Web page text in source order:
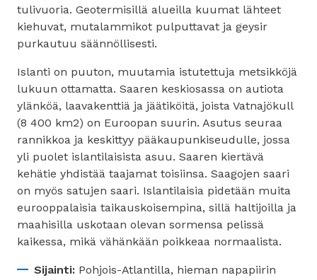
tulivuoria. Geotermisillä alueilla kuumat lähteet
kiehuvat, mutalammikot pulputtavat ja geysir
purkautuu säännöllisesti.
Islanti on puuton, muutamia istutettuja metsikköjä
lukuun ottamatta. Saaren keskiosassa on autiota
ylänköä, laavakenttiä ja jäätiköitä, joista Vatnajökull
(8 400 km2) on Euroopan suurin. Asutus seuraa
rannikkoa ja keskittyy pääkaupunkiseudulle, jossa
yli puolet islantilaisista asuu. Saaren kiertävä
kehätie yhdistää taajamat toisiinsa. Saagojen saari
on myös satujen saari. Islantilaisia pidetään muita
eurooppalaisia taikauskoisempina, sillä haltijoilla ja
maahisilla uskotaan olevan sormensa pelissä
kaikessa, mikä vähänkään poikkeaa normaalista.
Sijainti: Pohjois-Atlantilla, hieman napapiirin